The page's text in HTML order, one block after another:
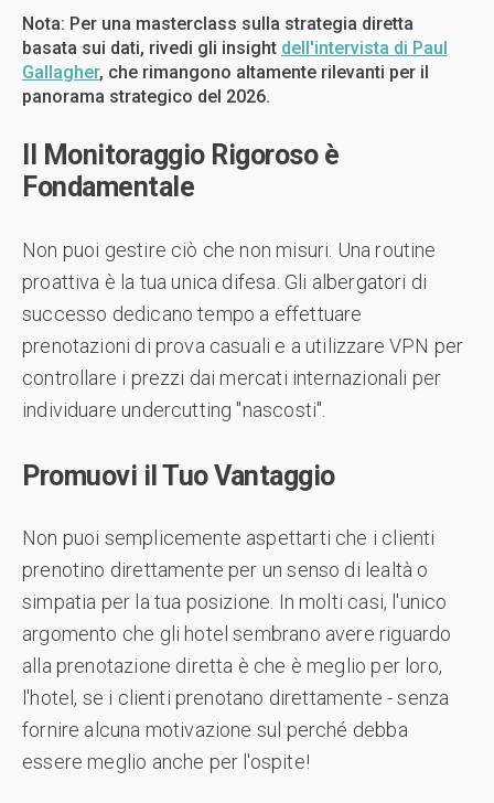
Nota: Per una masterclass sulla strategia diretta
basata sui dati, rivedi gli insight dell'intervista di Paul
Gallagher, che rimangono altamente rilevanti per il
panorama strategico del 2026.
Il Monitoraggio Rigoroso è
Fondamentale
Non puoi gestire ciò che non misuri. Una routine
proattiva è la tua unica difesa. Gli albergatori di
successo dedicano tempo a effettuare
prenotazioni di prova casuali e a utilizzare VPN per
controllare i prezzi dai mercati internazionali per
individuare undercutting "nascosti".
Promuovi il Tuo Vantaggio
Non puoi semplicemente aspettarti che i clienti
prenotino direttamente per un senso di lealtà o
simpatia per la tua posizione. In molti casi, l'unico
argomento che gli hotel sembrano avere riguardo
alla prenotazione diretta è che è meglio per loro,
l'hotel, se i clienti prenotano direttamente - senza
fornire alcuna motivazione sul perché debba
essere meglio anche per l'ospite!